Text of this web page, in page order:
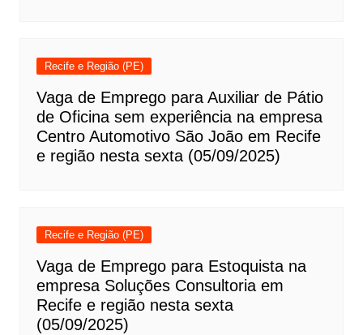
Recife e Região (PE)
Vaga de Emprego para Auxiliar de Pátio
de Oficina sem experiência na empresa
Centro Automotivo São João em Recife
e região nesta sexta (05/09/2025)
Recife e Região (PE)
Vaga de Emprego para Estoquista na
empresa Soluções Consultoria em
Recife e região nesta sexta
(05/09/2025)